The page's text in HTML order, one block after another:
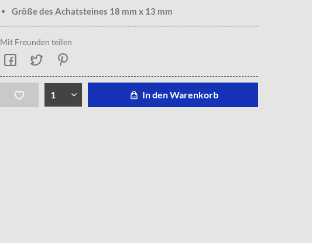
Größe des Achatsteines 18 mm x 13 mm
Mit Freunden teilen
In den Warenkorb